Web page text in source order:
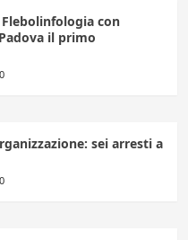
con
il primo
0
sei arresti a
0